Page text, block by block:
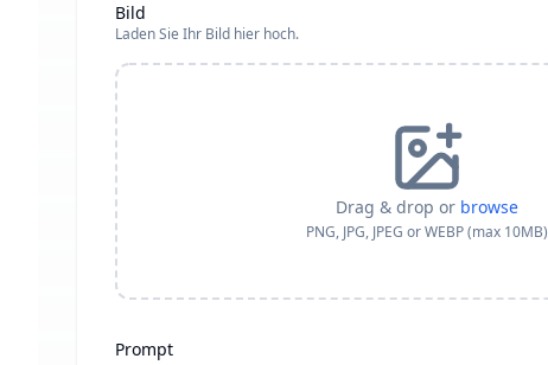
Bild
Laden Sie Ihr Bild hier hoch.
Drag & drop or browse
PNG, JPG, JPEG or WEBP (max 10MB)
Prompt